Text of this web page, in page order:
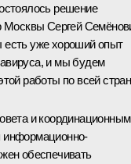
решение
Москвы Сергей
уже хороший опыт
и мы будем
работы по всей
и координационным
информационно-
обеспечивать